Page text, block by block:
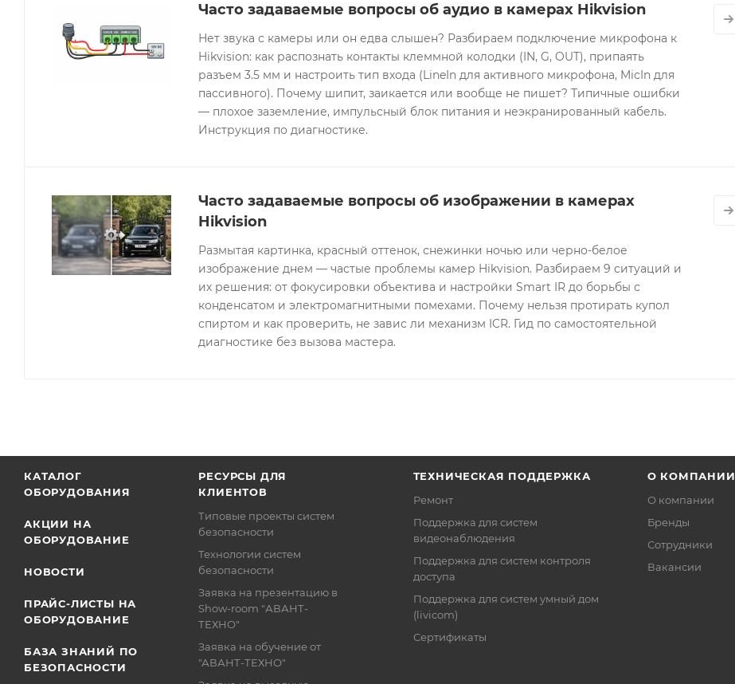
Часто задаваемые вопросы об аудио в камерах Hikvision
Нет звука с камеры или он едва слышен? Разбираем подключение микрофона к
Hikvision: как распознать контакты клеммной колодки (IN, G, OUT), припаять
разъем 3.5 мм и настроить тип входа (LineIn для активного микрофона, MicIn для
пассивного). Почему шипит, заикается или вообще не пишет? Типичные ошибки
— плохое заземление, импульсный блок питания и неэкранированный кабель.
Инструкция по диагностике.
Часто задаваемые вопросы об изображении в камерах
Hikvision
Размытая картинка, красный оттенок, снежинки ночью или черно-белое
изображение днем — частые проблемы камер Hikvision. Разбираем 9 ситуаций и
их решения: от фокусировки объектива и настройки Smart IR до борьбы с
конденсатом и электромагнитными помехами. Почему нельзя протирать купол
спиртом и как проверить, не завис ли механизм ICR. Гид по самостоятельной
диагностике без вызова мастера.
КАТАЛОГ
ОБОРУДОВАНИЯ
АКЦИИ НА
ОБОРУДОВАНИЕ
НОВОСТИ
ПРАЙС-ЛИСТЫ НА
ОБОРУДОВАНИЕ
БАЗА ЗНАНИЙ ПО
БЕЗОПАСНОСТИ
РЕСУРСЫ ДЛЯ
КЛИЕНТОВ
Типовые проекты систем
безопасности
Технологии систем
безопасности
Заявка на презентацию в
Show-room "АВАНТ-
ТЕХНО"
Заявка на обучение от
"АВАНТ-ТЕХНО"
ТЕХНИЧЕСКАЯ ПОДДЕРЖКА
Ремонт
Поддержка для систем
видеонаблюдения
Поддержка для систем контроля
доступа
Поддержка для систем умный дом
(livicom)
Сертификаты
О КОМПАНИИ
О компании
Бренды
Сотрудники
Вакансии